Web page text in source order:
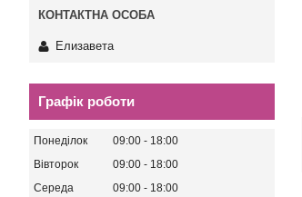
Елизавета
Графік роботи
Понеділок 09:00
18:00
Вівторок
09:00
18:00
Середа
09:00
18:00